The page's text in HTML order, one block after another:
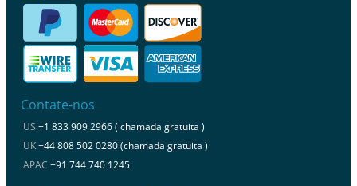
Contate-nos
US +1 833 909 2966 ( chamada gratuita )
UK+44 808 502 0280 (chamada gratuita )
APAC +91 744 740 1245